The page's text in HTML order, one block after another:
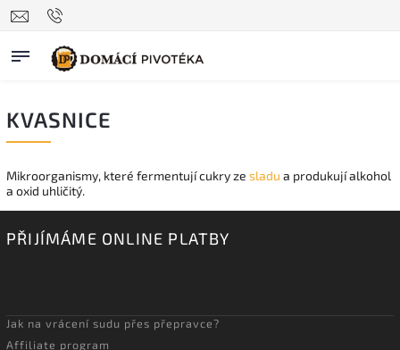
KVASNICE
Mikroorganismy, které fermentují cukry ze sladu a produkují alkohol
a oxid uhličitý.
PŘIJÍMÁME ONLINE PLATBY
Jak na vrácení sudu přes přepravce?
Affiliate program